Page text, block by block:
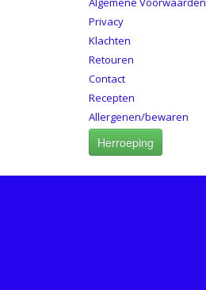
Privacy
Klachten
Retouren
Contact
Recepten
Allergenen/bewaren
Herroeping